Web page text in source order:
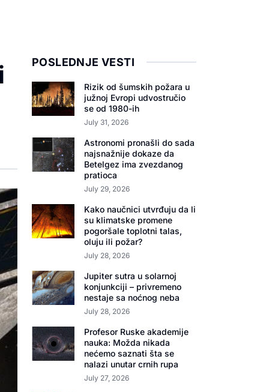
POSLEDNJE VESTI
Rizik od šumskih požara u
južnoj Evropi udvostručio
se od 1980-ih
July 31, 2026
Astronomi pronašli do sada
najsnažnije dokaze da
Betelgez ima zvezdanog
pratioca
July 29, 2026
Kako naučnici utvrđuju da li
su klimatske promene
pogoršale toplotni talas,
oluju ili požar?
July 28, 2026
Jupiter sutra u solarnoj
konjunkciji – privremeno
nestaje sa noćnog neba
July 28, 2026
Profesor Ruske akademije
nauka: Možda nikada
nećemo saznati šta se
nalazi unutar crnih rupa
July 27, 2026